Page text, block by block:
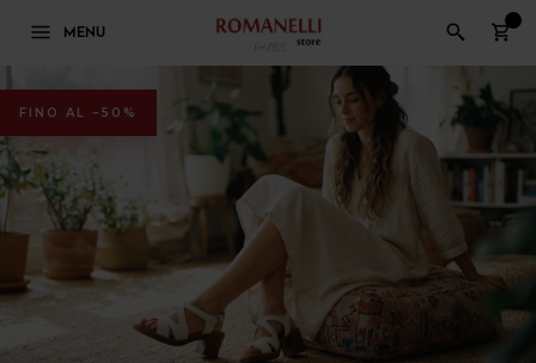
MENU
FINO AL −50%